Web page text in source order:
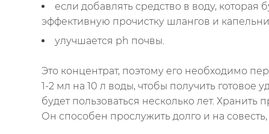
если добавлять средство в воду,
эффективную прочистку шлангов и
улучшается рh почвы.
Это концентрат, поэтому его необходимо
1-2 мл на 10 л воды, чтобы получить готовое
будет пользоваться несколько лет.
Он способен прослужить долго и на